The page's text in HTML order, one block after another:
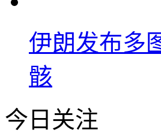
伊朗发布多
骸
今日关注